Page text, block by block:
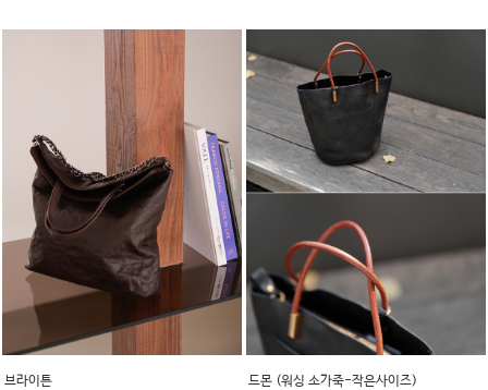
브라이튼
드몬 (워싱 소가죽-작은사이즈)